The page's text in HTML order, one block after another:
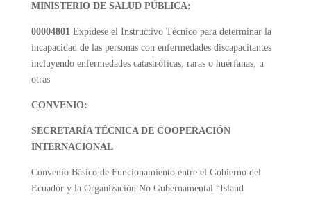
MINISTERIO DE SALUD PÚBLICA:
00004801 Expídese el Instructivo Técnico para determinar la
incapacidad de las personas con enfermedades discapacitantes
incluyendo enfermedades catastróficas, raras o huérfanas, u
otras
CONVENIO:
SECRETARÍA TÉCNICA DE COOPERACIÓN
INTERNACIONAL
Convenio Básico de Funcionamiento entre el Gobierno del
Ecuador y la Organización No Gubernamental “Island